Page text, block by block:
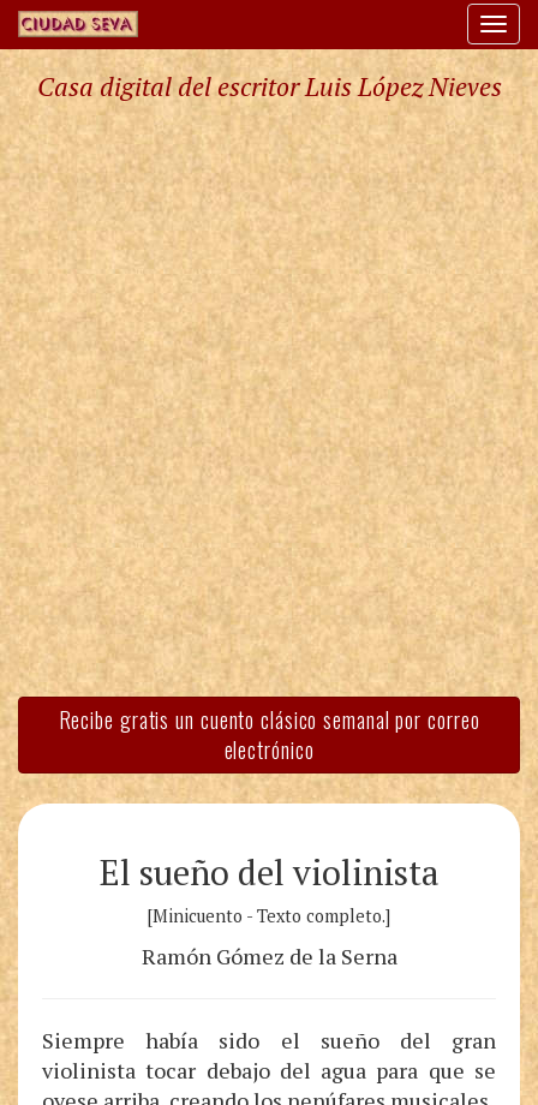
Casa digital del escritor Luis López Nieves
Recibe gratis un cuento clásico semanal por correo
electrónico
El sueño del violinista
[Minicuento - Texto completo.]
Ramón Gómez de la Serna
Siempre había sido el sueño del gran
violinista tocar debajo del agua para que se